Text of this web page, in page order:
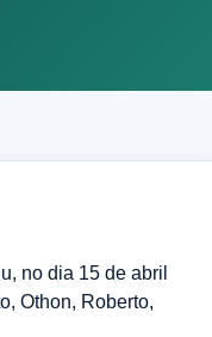
no dia 15 de abril
Othon, Roberto,